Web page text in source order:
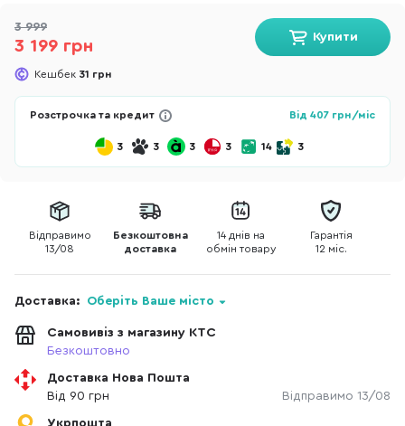
3 999
3 199 грн
Кешбек 31 грн
Купити
Розстрочка та кредит Від 407 грн/міс
3 3 3 3 14 3
Відправимо
13/08
Безкоштовна
доставка
14 днів на
обмін товару
Гарантія
12 міс.
Доставка: Оберіть Ваше місто
Самовивіз з магазину КТС
Безкоштовно
Доставка Нова Пошта
Від 90 грн
Відправимо 13/08
Укрпошта